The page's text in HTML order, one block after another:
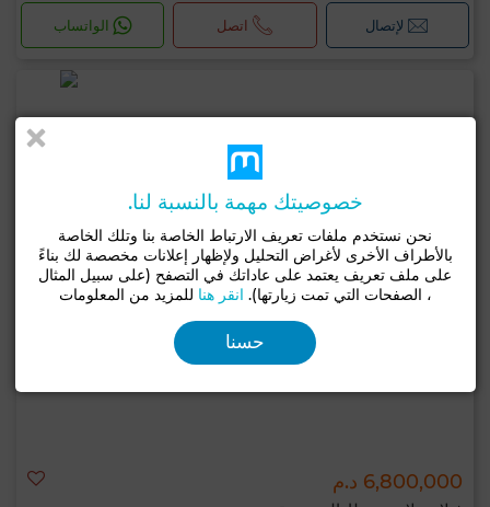
لإتصال اتصل الواتساب
6,800,000 د.م
خصوصيتك مهمة بالنسبة لنا.
نحن نستخدم ملفات تعريف الارتباط الخاصة بنا وتلك الخاصة
بالأطراف الأخرى لأغراض التحليل ولإظهار إعلانات مخصصة لك بناءً
على ملف تعريف يعتمد على عاداتك في التصفح (على سبيل المثال
، الصفحات التي تمت زيارتها). انقر هنا للمزيد من المعلومات
حسنا